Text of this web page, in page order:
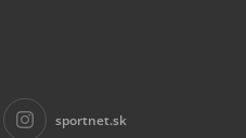
sportnet.sk